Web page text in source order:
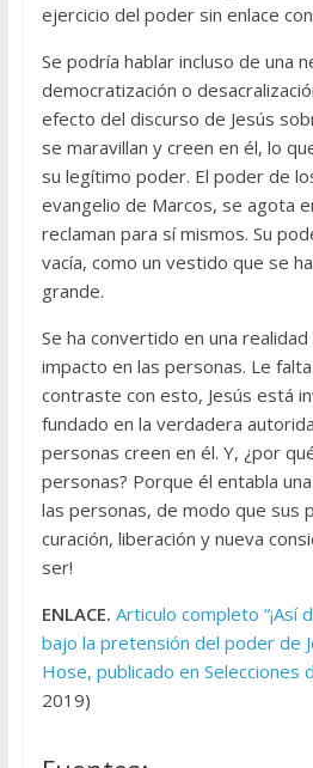
ejercicio del poder sin enlace
Se podría hablar incluso de una
democratización o
efecto del discurso de Jesús
se maravillan y creen en él, lo
su legítimo poder. El poder de
evangelio de Marcos, se agota
reclaman para sí mismos. Su
vacía, como un vestido que se
grande.
Se ha convertido en una
impacto en las personas. Le
contraste con esto, Jesús está
fundado en la verdadera
personas creen en él. Y, ¿por
personas? Porque él entabla
las personas, de modo que sus
curación, liberación y nueva
ser!
ENLACE. Articulo completo “¡Así
bajo la pretensión del poder de
Hose, publicado en Selecciones
2019)